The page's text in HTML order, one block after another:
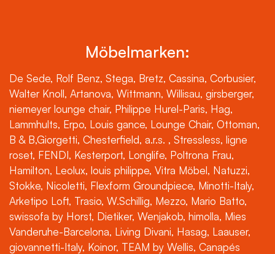
Möbelmarken:
De Sede, Rolf Benz, Stega, Bretz, Cassina, Corbusier,
Walter Knoll, Artanova, Wittmann, Willisau, girsberger,
niemeyer lounge chair, Philippe Hurel-Paris, Hag,
Lammhults, Erpo, Louis gance, Lounge Chair, Ottoman,
B & B,Giorgetti, Chesterfield, a.r.s. , Stressless, ligne
roset, FENDI, Kesterport, Longlife, Poltrona Frau,
Hamilton, Leolux, louis philippe, Vitra Möbel, Natuzzi,
Stokke, Nicoletti, Flexform Groundpiece, Minotti-Italy,
Arketipo Loft, Trasio, W.Schillig, Mezzo, Mario Batto,
swissofa by Horst, Dietiker, Wenjakob, himolla, Mies
Vanderuhe-Barcelona, Living Divani, Hasag, Laauser,
giovannetti-Italy, Koinor, TEAM by Wellis, Canapés